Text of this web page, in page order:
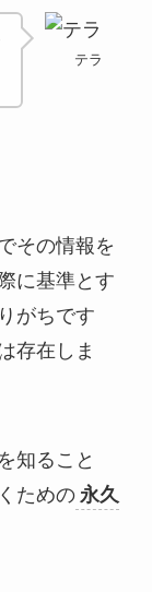
テラ
その情報を
に基準とす
がちです
存在しま
知ること
ための 永久